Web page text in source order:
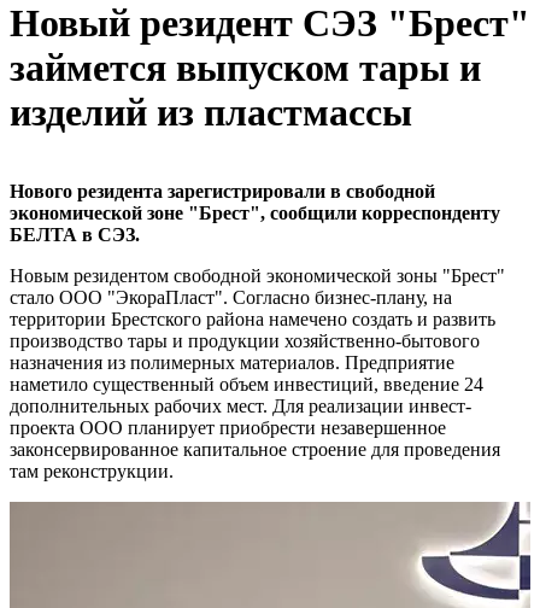
Новый резидент СЭЗ "Брест"
займется выпуском тары и
изделий из пластмассы
Нового резидента зарегистрировали в свободной
экономической зоне "Брест", сообщили корреспонденту
БЕЛТА в СЭЗ.
Новым резидентом свободной экономической зоны "Брест"
стало ООО "ЭкораПласт". Согласно бизнес-плану, на
территории Брестского района намечено создать и развить
производство тары и продукции хозяйственно-бытового
назначения из полимерных материалов. Предприятие
наметило существенный объем инвестиций, введение 24
дополнительных рабочих мест. Для реализации инвест-
проекта ООО планирует приобрести незавершенное
законсервированное капитальное строение для проведения
там реконструкции.